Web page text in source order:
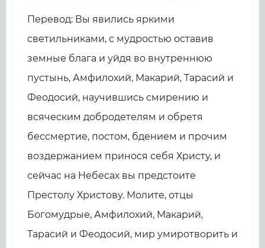
Перевод: Вы явились яркими
светильниками, с мудростью оставив
земные блага и уйдя во внутреннюю
пустынь, Амфилохий, Макарий, Тарасий и
Феодосий, научившись смирению и
всяческим добродетелям и обретя
бессмертие, постом, бдением и прочим
воздержанием принося себя Христу, и
сейчас на Небесах вы предстоите
Престолу Христову. Молите, отцы
Богомудрые, Амфилохий, Макарий,
Тарасий и Феодосий, мир умиротворить и